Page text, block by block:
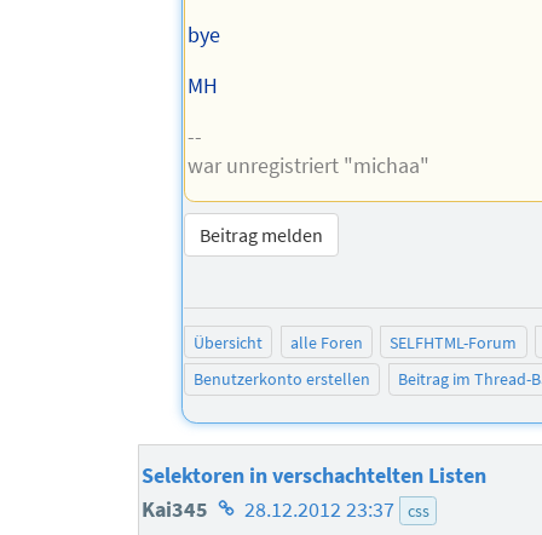
bye
MH
--
war unregistriert "michaa"
Beitrag melden
Übersicht alle Foren
SELFHTML-Forum
Benutzerkonto erstellen
Beitrag im Thread-
Selektoren in verschachtelten Listen
Kai345 Homepage
28.12.2012 23:37 css